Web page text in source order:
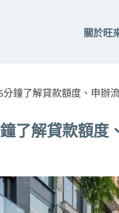
關於旺
鐘了解貸款額度、申辦
了解貸款額度